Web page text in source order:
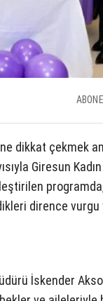
ABONE
dikkat çekmek
Giresun
dirence vurgu
İskender